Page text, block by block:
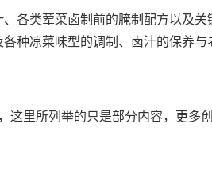
各类荤菜卤制前的腌制配方以及关
种凉菜味型的调制、卤汁的保养与
这里所列举的只是部分内容，更多